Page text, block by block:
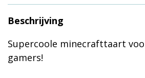
Beschrijving
Supercoole minecrafttaart
gamers!